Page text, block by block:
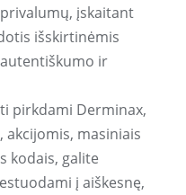
įskaitant
išskirtinėmis
ir
pirkdami Derminax,
masiniais
kodais, galite
į aiškesnę,